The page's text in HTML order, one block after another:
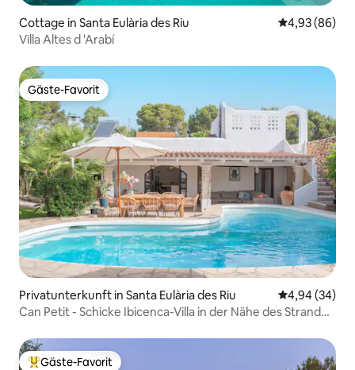
Cottage in Santa Eulària des Riu
4,93 (86)
Villa Altes d 'Arabí
Gäste-Favorit
Gäste-Favorit
Privatunterkunft in Santa Eulària des Riu
4,94 (34)
Can Petit - Schicke Ibicenca-Villa in der Nähe des Strandes
Gäste-Favorit